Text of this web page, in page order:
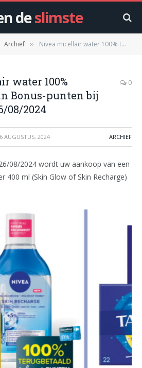
deslimste
Archief » Nivea micellair water 100% terugbetaald in Bonus-punten bij Carrefour – 26/08/2024
water 100%
Bonus-punten bij
08/2024
0
AUGUSTUS, 2024 ARCHIEF
08/2024 wordt uw aankoop van een
400 ml (Skin Glow of Skin Recharge)